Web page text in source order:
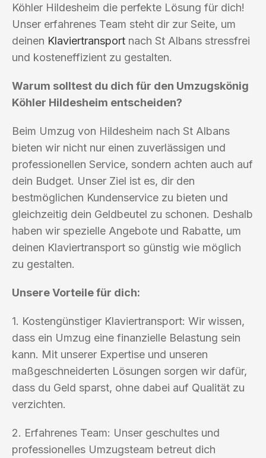
Köhler Hildesheim die perfekte Lösung für dich!
Unser erfahrenes Team steht dir zur Seite, um
deinen Klaviertransport nach St Albans stressfrei
und kosteneffizient zu gestalten.
Warum solltest du dich für den Umzugskönig
Köhler Hildesheim entscheiden?
Beim Umzug von Hildesheim nach St Albans
bieten wir nicht nur einen zuverlässigen und
professionellen Service, sondern achten auch auf
dein Budget. Unser Ziel ist es, dir den
bestmöglichen Kundenservice zu bieten und
gleichzeitig dein Geldbeutel zu schonen. Deshalb
haben wir spezielle Angebote und Rabatte, um
deinen Klaviertransport so günstig wie möglich
zu gestalten.
Unsere Vorteile für dich:
1. Kostengünstiger Klaviertransport: Wir wissen,
dass ein Umzug eine finanzielle Belastung sein
kann. Mit unserer Expertise und unseren
maßgeschneiderten Lösungen sorgen wir dafür,
dass du Geld sparst, ohne dabei auf Qualität zu
verzichten.
2. Erfahrenes Team: Unser geschultes und
professionelles Umzugsteam betreut dich